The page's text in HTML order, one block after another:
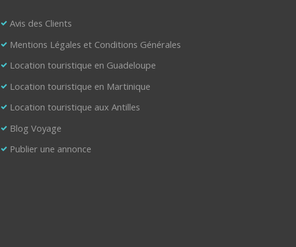
Avis des Clients
Mentions Légales et Conditions Générales
Location touristique en Guadeloupe
Location touristique en Martinique
Location touristique aux Antilles
Blog Voyage
Publier une annonce